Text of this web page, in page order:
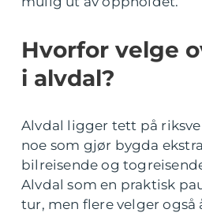
Hvorfor velge
i alvdal?
Alvdal ligger tett på
noe som gjør bygda
bilreisende og
Alvdal som en praktisk
tur, men flere velger også